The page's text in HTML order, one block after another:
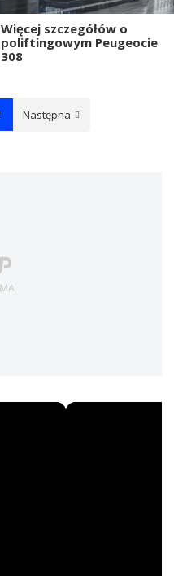
Więcej szczegółów o
poliftingowym Peugeocie
308
Następna